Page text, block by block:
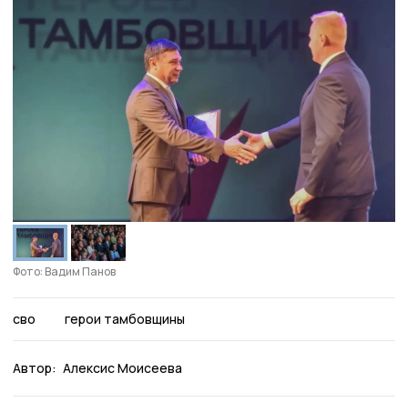
Фото: Вадим Панов
сво герои тамбовщины
Автор: Алексис Моисеева